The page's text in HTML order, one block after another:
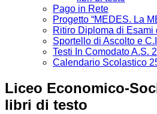
Pago in Rete
Progetto “MEDES. La
Ritiro Diploma di Esami
Sportello di Ascolto e
Testi In Comodato A.S.
Calendario Scolastico
Liceo Economico-
libri di testo